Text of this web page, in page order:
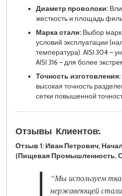
Диаметр проволоки:
жесткость и площадь
Марка стали:Выбор
условий эксплуатации
температура). AISI 304 –
AISI 316 – для более
Точность изготовления:
высокая точность
сетки повышенной
Отзывы Клиентов:
Отзыв 1: Иван Петрович,
(Пищевая Промышленность,
“Мы используем
нержавеющей